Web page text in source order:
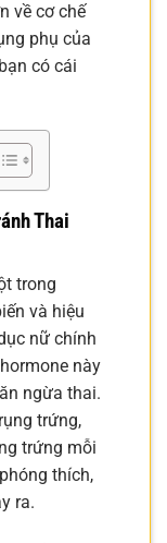
về cơ chế
phụ của
có cái
Thai
trong
và hiệu
nữ chính
này
ngừa thai.
trứng,
trứng mỗi
thích,
ra.